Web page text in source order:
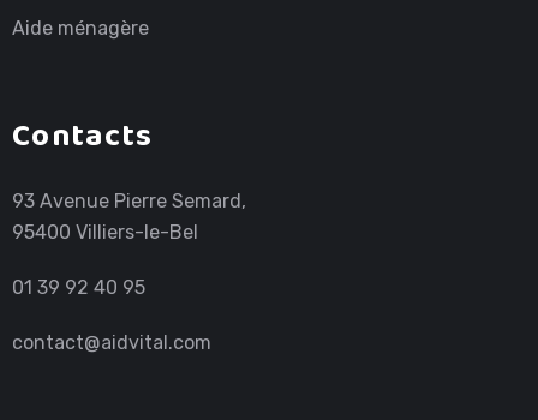
Aide ménagère
Contacts
93 Avenue Pierre Semard,
95400 Villiers-le-Bel
01 39 92 40 95
contact@aidvital.com